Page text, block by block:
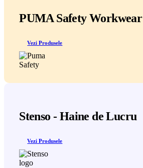
PUMA Safety Workwear
Vezi Produsele
Stenso - Haine de Lucru
Vezi Produsele